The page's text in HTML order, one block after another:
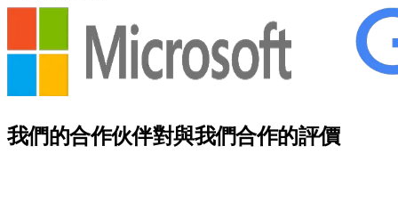
我們的合作伙伴對與我們合作的評價